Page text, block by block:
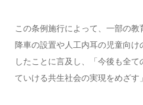
この条例施行によって、一部の
降車の設置や人工内耳の児童向
したことに言及し、「今後も全
ていける共生社会の実現をめざす